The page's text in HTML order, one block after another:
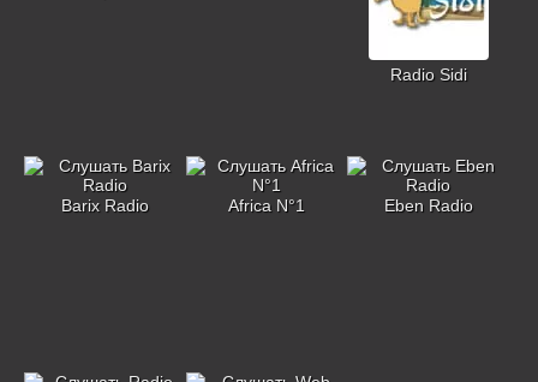
Radio Sidi
Barix Radio Africa N°1 Eben Radio